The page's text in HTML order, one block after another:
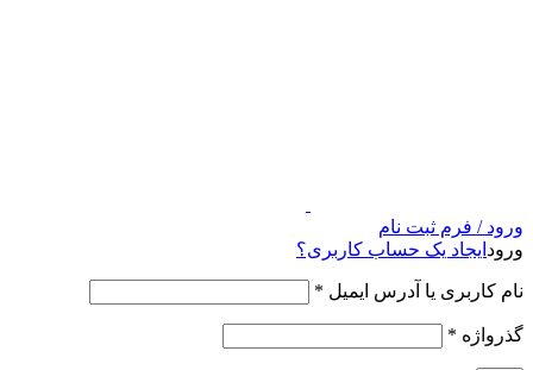
ورود / فرم ثبت نام
ورود ایجاد یک حساب کاربری؟
نام کاربری یا آدرس ایمیل *
گذرواژه *